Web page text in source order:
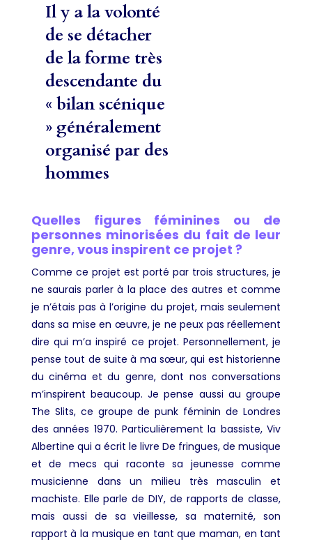
Il y a la volonté
de se détacher
de la forme très
descendante du
« bilan scénique
» généralement
organisé par des
hommes
Quelles figures féminines ou de
personnes minorisées du fait de leur
genre, vous inspirent ce projet ?
Comme ce projet est porté par trois structures, je
ne saurais parler à la place des autres et comme
je n’étais pas à l’origine du projet, mais seulement
dans sa mise en œuvre, je ne peux pas réellement
dire qui m’a inspiré ce projet. Personnellement, je
pense tout de suite à ma sœur, qui est historienne
du cinéma et du genre, dont nos conversations
m’inspirent beaucoup. Je pense aussi au groupe
The Slits, ce groupe de punk féminin de Londres
des années 1970. Particulièrement la bassiste, Viv
Albertine qui a écrit le livre De fringues, de musique
et de mecs qui raconte sa jeunesse comme
musicienne dans un milieu très masculin et
machiste. Elle parle de DIY, de rapports de classe,
mais aussi de sa vieillesse, sa maternité, son
rapport à la musique en tant que maman, en tant